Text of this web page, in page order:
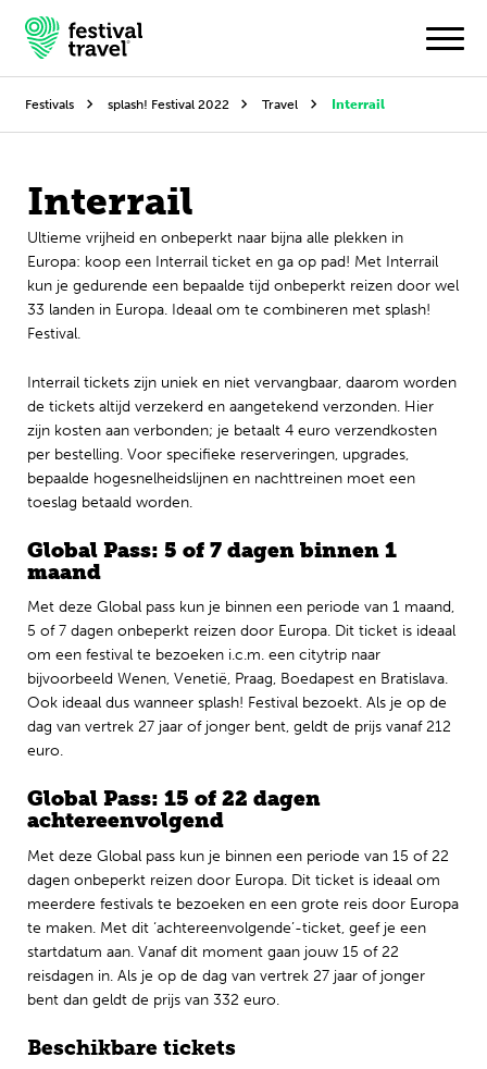
Travel
Inspiratie
Festivalnieuws
Contact
Mijn account
Nederlands
Engels
Festivals splash! Festival 2022 Travel Interrail
Interrail
Ultieme vrijheid en onbeperkt naar bijna alle plekken in
Europa: koop een Interrail ticket en ga op pad! Met Interrail
kun je gedurende een bepaalde tijd onbeperkt reizen door wel
33 landen in Europa. Ideaal om te combineren met splash!
Festival.
Interrail tickets zijn uniek en niet vervangbaar, daarom worden
de tickets altijd verzekerd en aangetekend verzonden. Hier
zijn kosten aan verbonden; je betaalt 4 euro verzendkosten
per bestelling. Voor specifieke reserveringen, upgrades,
bepaalde hogesnelheidslijnen en nachttreinen moet een
toeslag betaald worden.
Global Pass: 5 of 7 dagen binnen 1
maand
Met deze Global pass kun je binnen een periode van 1 maand,
5 of 7 dagen onbeperkt reizen door Europa. Dit ticket is ideaal
om een festival te bezoeken i.c.m. een citytrip naar
bijvoorbeeld Wenen, Venetië, Praag, Boedapest en Bratislava.
Ook ideaal dus wanneer splash! Festival bezoekt. Als je op de
dag van vertrek 27 jaar of jonger bent, geldt de prijs vanaf 212
euro.
Global Pass: 15 of 22 dagen
achtereenvolgend
Met deze Global pass kun je binnen een periode van 15 of 22
dagen onbeperkt reizen door Europa. Dit ticket is ideaal om
meerdere festivals te bezoeken en een grote reis door Europa
te maken. Met dit ‘achtereenvolgende’-ticket, geef je een
startdatum aan. Vanaf dit moment gaan jouw 15 of 22
reisdagen in. Als je op de dag van vertrek 27 jaar of jonger
bent dan geldt de prijs van 332 euro.
Beschikbare tickets